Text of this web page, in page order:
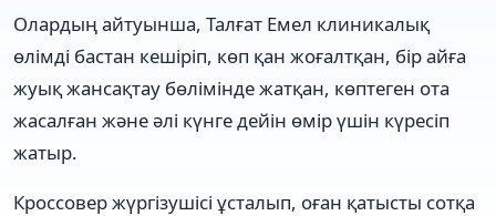
Олардың айтуынша, Талғат Емел клиникалық
өлімді бастан кешіріп, көп қан жоғалтқан, бір айға
жуық жансақтау бөлімінде жатқан, көптеген ота
жасалған және әлі күнге дейін өмір үшін күресіп
жатыр.
Кроссовер жүргізушісі ұсталып, оған қатысты сотқа